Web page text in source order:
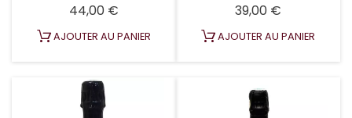
44,00 €
AJOUTER AU PANIER
39,00 €
AJOUTER AU PANIER